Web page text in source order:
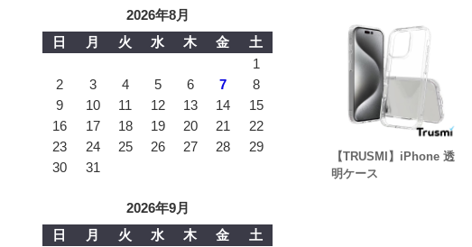
【TRUSMI】iPhone 透
明ケース
2026年8月
日
月 火 水 木 金
土
1
2
3 4 5 6 7
8
9
10 11 12 13 14
15
16
17 18 19 20 21
22
23
24 25 26 27 28
29
30
31
2026年9月
日
月 火 水 木 金
土